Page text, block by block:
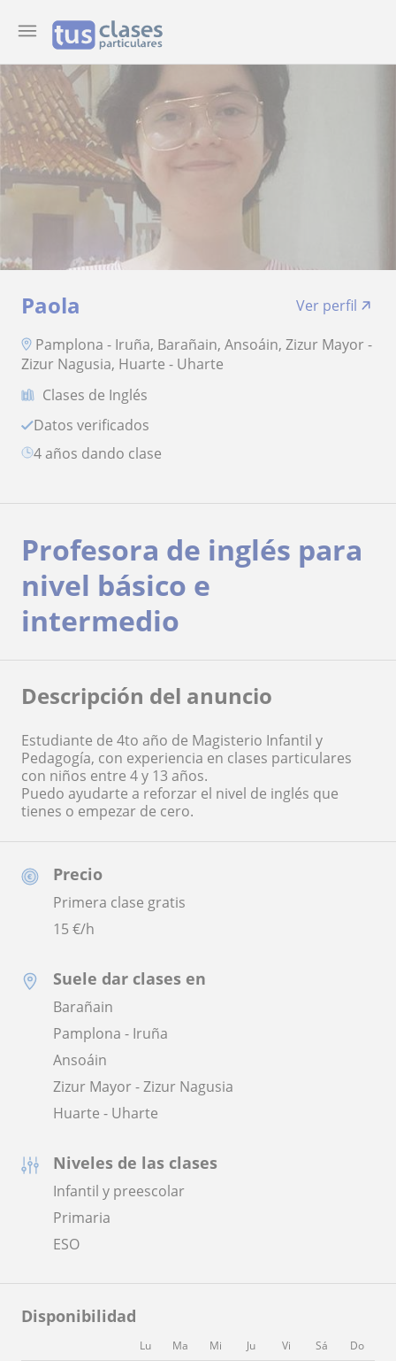
Paola
Ver perfil
Pamplona - Iruña, Barañain, Ansoáin, Zizur Mayor -
Zizur Nagusia, Huarte - Uharte
Clases de Inglés
Datos verificados
4 años dando clase
Precio
Primera clase gratis
15€/h
Suele dar clases en
Barañain
Pamplona - Iruña
Ansoáin
Zizur Mayor - Zizur Nagusia
Huarte - Uharte
Niveles de las clases
Infantil y preescolar
Primaria
ESO
Disponibilidad
Lu Ma Mi Ju Vi Sá Do
Profesora de inglés para
nivel básico e
intermedio
Descripción del anuncio
Estudiante de 4to año de Magisterio Infantil y
Pedagogía, con experiencia en clases particulares
con niños entre 4 y 13 años.
Puedo ayudarte a reforzar el nivel de inglés que
tienes o empezar de cero.